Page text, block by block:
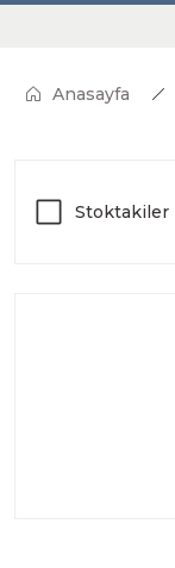
Anasayfa
Stoktakiler